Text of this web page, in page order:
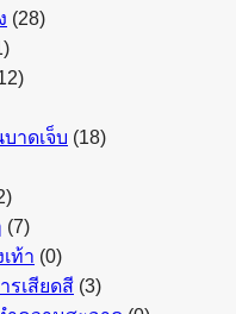
(28)
าดเจ็บ (18)
(7)
ท้า (0)
รเสียดสี (3)